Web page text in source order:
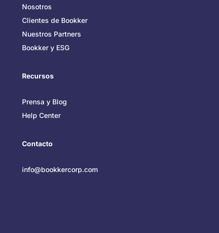
Nosotros
Clientes de Bookker
Nuestros Partners
Bookker y ESG
Recursos
Prensa y Blog
Help Center
Contacto
info@bookkercorp.com